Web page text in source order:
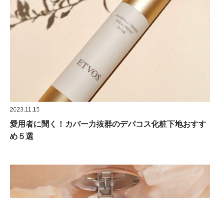
2023.11.15
愛用者に聞く！カバー力抜群のデパコス化粧下地おすす
め５選